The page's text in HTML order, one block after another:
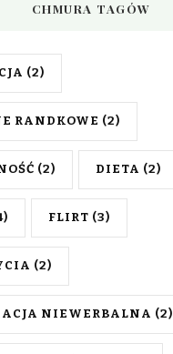
CHMURA TAGÓW
(2)
RANDKOWE (2)
(2) DIETA (2)
FLIRT (3)
(2)
NIEWERBALNA (2)